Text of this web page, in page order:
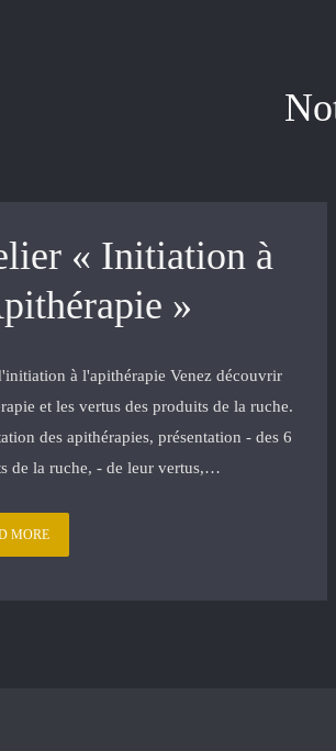
« Initiation à
»
à l'apithérapie Venez découvrir
et les vertus des produits de la ruche.
des apithérapies, présentation - des 6
de la ruche, - de leur vertus,…
MORE